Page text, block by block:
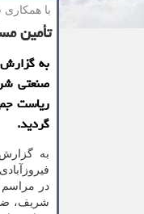
با
تأمین
به
صنعتی
ریاست
گردید.
به
در مراسم
شریف،